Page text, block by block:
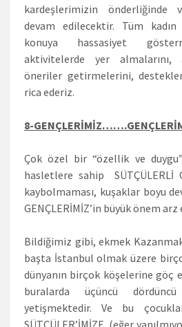
kardeşlerimizin önderliğinde
devam edilecektir. Tüm
konuya hassasiyet
aktivitelerde yer almalarını,
öneriler getirmelerini,
rica ederiz.
8-
Çok özel bir “özellik ve
hasletlere sahip SÜTÇÜLERLİ
kaybolmaması, kuşaklar boyu
GENÇLERİMİZ’in büyük önem
Bildiğimiz gibi, ekmek
başta İstanbul olmak üzere
dünyanın birçok köşelerine göç
buralarda üçüncü
yetişmektedir. Ve bu
SÜTÇÜLER’İMİZE (eğer